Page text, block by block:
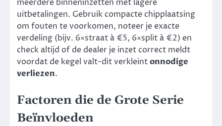
meerdere binneninzetten met lagere
uitbetalingen. Gebruik compacte chipplaatsing
om fouten te voorkomen, noteer je exacte
verdeling (bijv. 6×straat à €5, 6×split à €2) en
check altijd of de dealer je inzet correct meldt
voordat de kegel valt-dit verkleintonnodige
verliezen.
Factoren die de Grote Serie
Beïnvloeden